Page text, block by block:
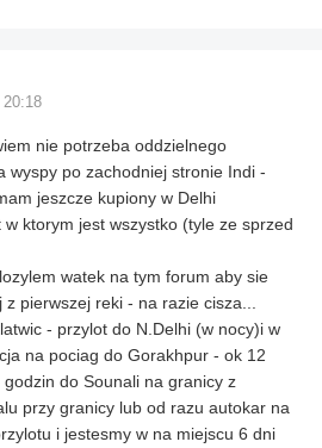
20:18
nie potrzeba oddzielnego
wyspy po zachodniej stronie Indi -
jeszcze kupiony w Delhi
ktorym jest wszystko (tyle ze sprzed
watek na tym forum aby sie
pierwszej reki - na razie cisza...
- przylot do N.Delhi (w nocy)i w
na pociag do Gorakhpur - ok 12
do Sounali na granicy z
przy granicy lub od razu autokar na
i jestesmy w na miejscu 6 dni